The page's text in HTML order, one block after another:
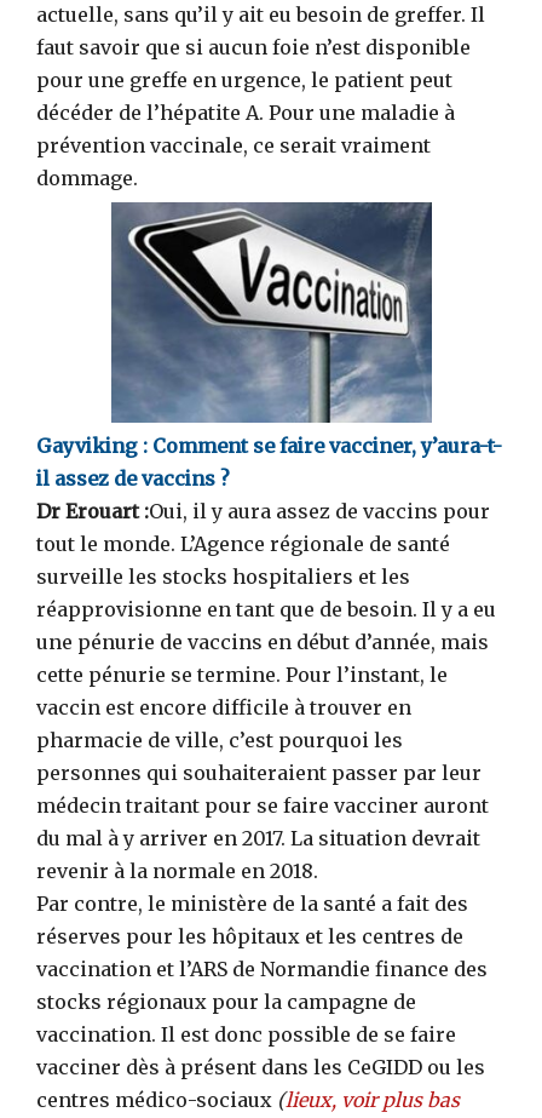
actuelle, sans qu’il y ait eu besoin de greffer. Il
faut savoir que si aucun foie n’est disponible
pour une greffe en urgence, le patient peut
décéder de l’hépatite A. Pour une maladie à
prévention vaccinale, ce serait vraiment
dommage.
Gayviking : Comment se faire vacciner, y’aura-t-
il assez de vaccins ?
Dr Erouart :Oui, il y aura assez de vaccins pour
tout le monde. L’Agence régionale de santé
surveille les stocks hospitaliers et les
réapprovisionne en tant que de besoin. Il y a eu
une pénurie de vaccins en début d’année, mais
cette pénurie se termine. Pour l’instant, le
vaccin est encore difficile à trouver en
pharmacie de ville, c’est pourquoi les
personnes qui souhaiteraient passer par leur
médecin traitant pour se faire vacciner auront
du mal à y arriver en 2017. La situation devrait
revenir à la normale en 2018.
Par contre, le ministère de la santé a fait des
réserves pour les hôpitaux et les centres de
vaccination et l’ARS de Normandie finance des
stocks régionaux pour la campagne de
vaccination. Il est donc possible de se faire
vacciner dès à présent dans les CeGIDD ou les
centres médico-sociaux (lieux, voir plus bas